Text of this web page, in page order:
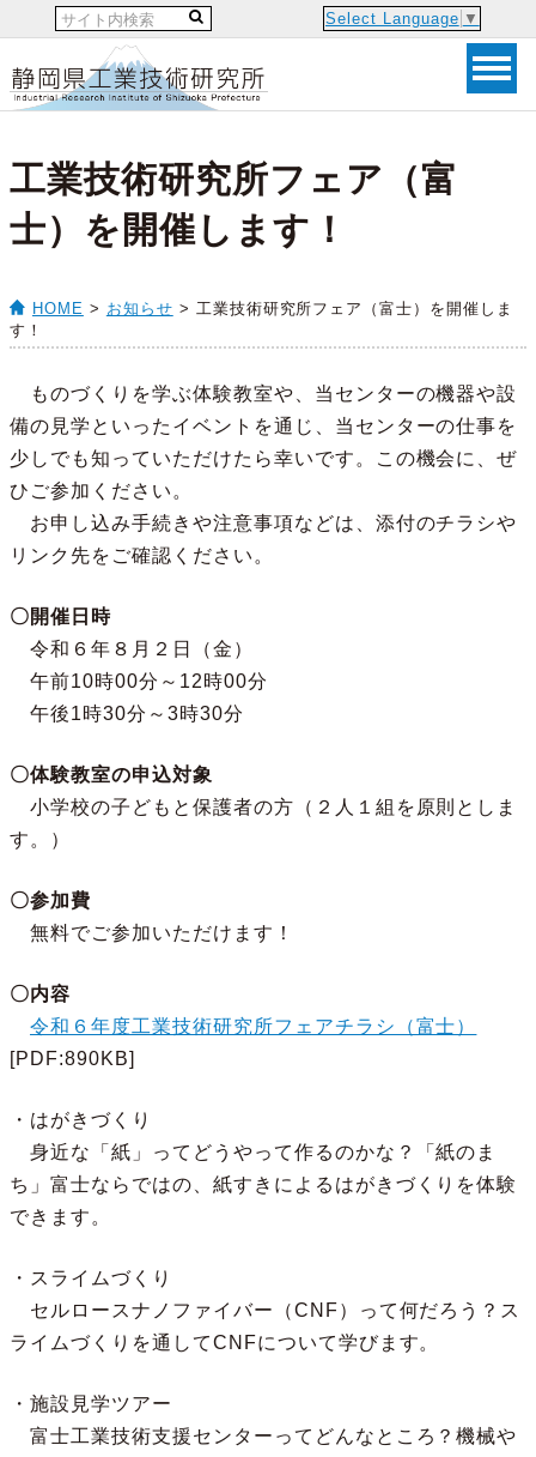
Select Language ▼
工業技術研究所フェア（富
士）を開催します！
HOME > お知らせ > 工業技術研究所フェア（富士）を開催しま
す！
ものづくりを学ぶ体験教室や、当センターの機器や設
備の見学といったイベントを通じ、当センターの仕事を
少しでも知っていただけたら幸いです。この機会に、ぜ
ひご参加ください。
お申し込み手続きや注意事項などは、添付のチラシや
リンク先をご確認ください。
〇開催日時
令和６年８月２日（金）
午前10時00分～12時00分
午後1時30分～3時30分
〇体験教室の申込対象
小学校の子どもと保護者の方（２人１組を原則としま
す。）
〇参加費
無料でご参加いただけます！
〇内容
令和６年度工業技術研究所フェアチラシ（富士）
[PDF:890KB]
・はがきづくり
身近な「紙」ってどうやって作るのかな？「紙のま
ち」富士ならではの、紙すきによるはがきづくりを体験
できます。
・スライムづくり
セルロースナノファイバー（CNF）って何だろう？ス
ライムづくりを通してCNFについて学びます。
・施設見学ツアー
富士工業技術支援センターってどんなところ？機械や